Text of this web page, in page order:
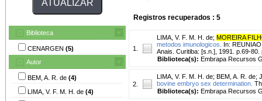
Biblioteca
CENARGEN (5)
Autor
BEM, A. R. de (4)
LIMA, V. F. M. H. de (4)
Registros recuperados : 5
1.
LIMA, V. F. M. H. de; MOREIRA
metodos imunologicos.
In:
Anais. Curitiba: [s.n.], 1991. p.69-80.
Biblioteca(s): Embrapa Recursos
2.
LIMA, V. F. M. H. de; BEM, A. R. de;
bovine embryo sex determination.
Biblioteca(s): Embrapa Recursos